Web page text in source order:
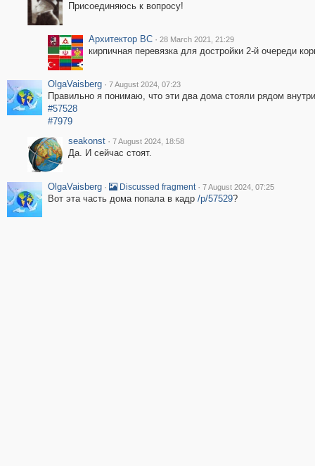
Присоединяюсь к вопросу!
Архитектор ВС · 28 March 2021, 21:29
кирпичная перевязка для достройки 2-й очереди
OlgaVaisberg · 7 August 2024, 07:23
Правильно я понимаю, что эти два дома стояли рядом
#57528
#7979
seakonst · 7 August 2024, 18:58
Да. И сейчас стоят.
OlgaVaisberg · Discussed fragment · 7 August 2024, 07:25
Вот эта часть дома попала в кадр /p/57529?